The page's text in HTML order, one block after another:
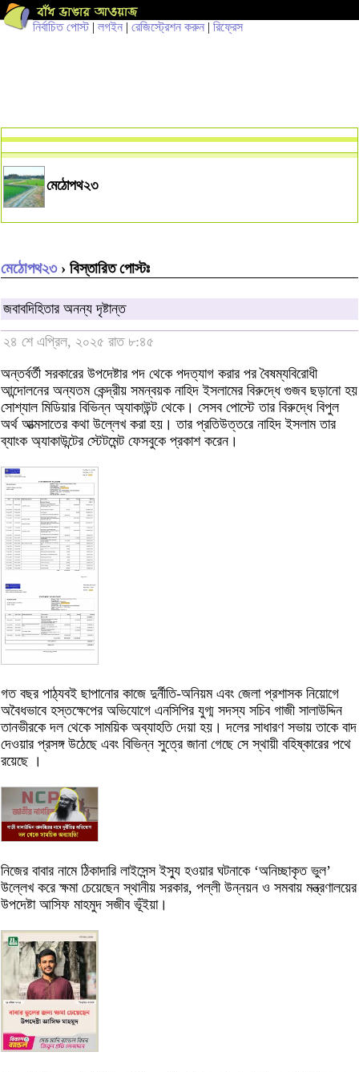
নির্বাচিত পোস্ট| লগইন | রেজিস্ট্রেশন করুন | রিফ্রেস
মেঠোপথ২৩
মেঠোপথ২৩› বিস্তারিত পোস্টঃ
জবাবদিহিতার অনন্য দৃষ্টান্ত
২৪ শে এপ্রিল, ২০২৫ রাত ৮:৪৫
অন্তর্বর্তী সরকারের উপদেষ্টার পদ থেকে পদত্যাগ করার পর বৈষম্যবিরোধী
আন্দোলনের অন্যতম কেন্দ্রীয় সমন্বয়ক নাহিদ ইসলামের বিরুদ্ধে গুজব ছড়ানো হয়
সোশ্যাল মিডিয়ার বিভিন্ন অ্যাকাউন্ট থেকে। সেসব পোস্টে তার বিরুদ্ধে বিপুল
অর্থ আত্মসাতের কথা উল্লেখ করা হয়। তার প্রতিউত্তরে নাহিদ ইসলাম তার
ব্যাংক অ্যাকাউন্টের স্টেটমেন্ট ফেসবুকে প্রকাশ করেন।
গত বছর পাঠ্যবই ছাপানোর কাজে দুর্নীতি-অনিয়ম এবং জেলা প্রশাসক নিয়োগে
অবৈধভাবে হস্তক্ষেপের অভিযোগে এনসিপির যুগ্ম সদস্য সচিব গাজী সালাউদ্দিন
তানভীরকে দল থেকে সাময়িক অব্যাহতি দেয়া হয়। দলের সাধারণ সভায় তাকে বাদ
দেওয়ার প্রসঙ্গ উঠেছে এবং বিভিন্ন সুত্রে জানা গেছে সে স্থায়ী বহিষ্কারের পথে
রয়েছে ।
নিজের বাবার নামে ঠিকাদারি লাইসেন্স ইস্যু হওয়ার ঘটনাকে ‘অনিচ্ছাকৃত ভুল’
উল্লেখ করে ক্ষমা চেয়েছেন স্থানীয় সরকার, পল্লী উন্নয়ন ও সমবায় মন্ত্রণালয়ের
উপদেষ্টা আসিফ মাহমুদ সজীব ভূঁইয়া।